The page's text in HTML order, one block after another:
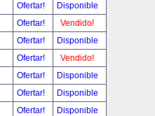
Ofertar!
Disponible
Ofertar!
Vendido!
Ofertar!
Disponible
Ofertar!
Vendido!
Ofertar!
Disponible
Ofertar!
Disponible
Ofertar!
Disponible